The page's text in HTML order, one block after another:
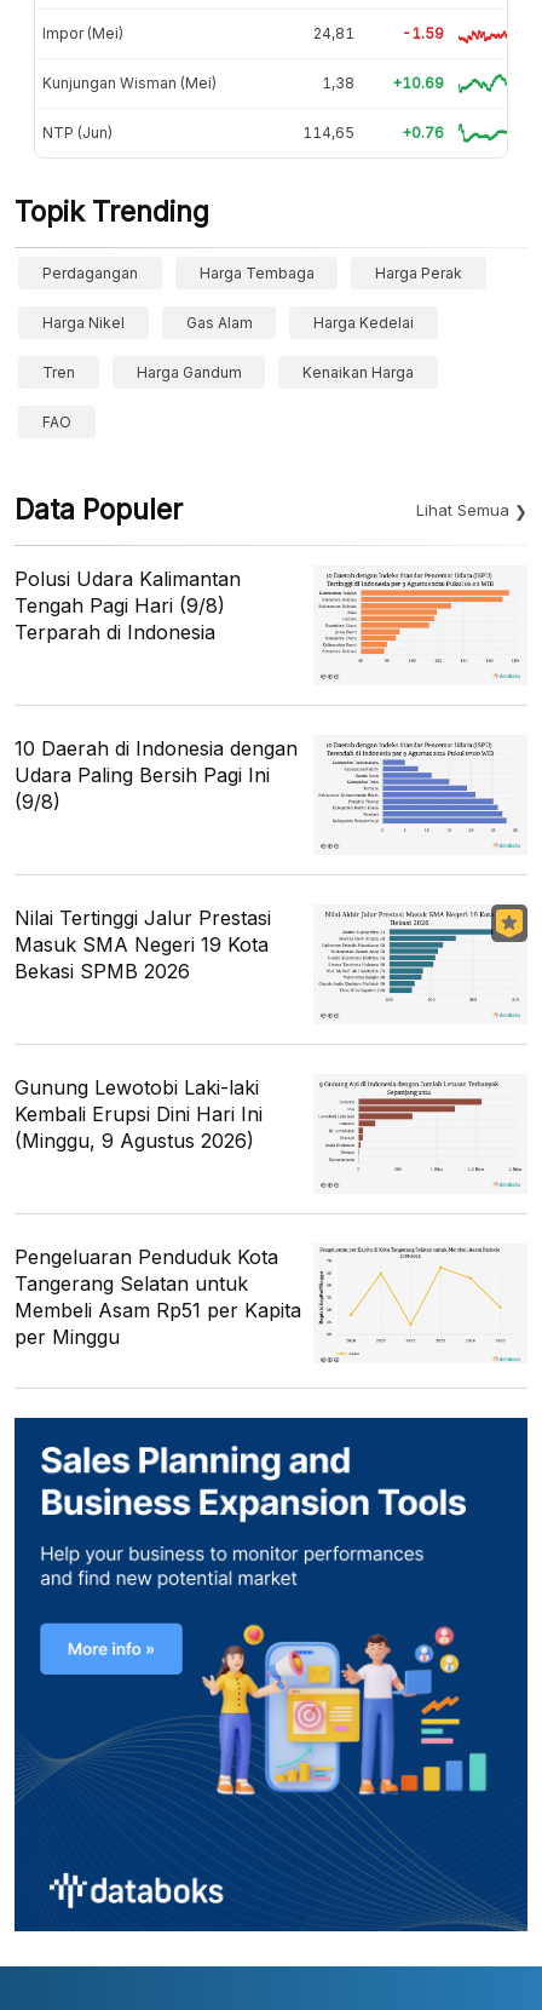
Impor (Mei) 24,81 -1.59
Kunjungan Wisman (Mei) 1,38 +10.69
NTP (Jun) 114,65 +0.76
Topik Trending
Perdagangan Harga Tembaga Harga Perak
Harga Nikel Gas Alam Harga Kedelai
Tren Harga Gandum Kenaikan Harga
FAO
Data Populer Lihat Semua
Polusi Udara Kalimantan
Tengah Pagi Hari (9/8)
Terparah di Indonesia
10 Daerah di Indonesia dengan
Udara Paling Bersih Pagi Ini
(9/8)
Nilai Tertinggi Jalur Prestasi
Masuk SMA Negeri 19 Kota
Bekasi SPMB 2026
Gunung Lewotobi Laki-laki
Kembali Erupsi Dini Hari Ini
(Minggu, 9 Agustus 2026)
Pengeluaran Penduduk Kota
Tangerang Selatan untuk
Membeli Asam Rp51 per Kapita
per Minggu